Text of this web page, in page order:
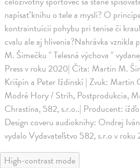
napísať knihu o tele a mysli? O
kontraintuícii pohybu pri tenise či
cvalu ale aj hlivenia?Nahrávka vznikla
M. Šimečku " Telesná výchova "
Press v roku 2020| Číta: Martin M.
Krišpín a Peter Iždinskí | Zvuk: Martin
Modré Hory / Strih, Postprodukcia,
Chrastina, 582, s.r.o..| Producent:
Design coveru audioknihy: Ondrej
vydalo Vydavateľstvo 582, s.r.o v roku
High-contrast mode